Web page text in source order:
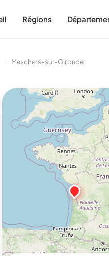
Régions
Meschers-sur-Gironde